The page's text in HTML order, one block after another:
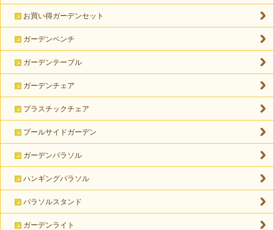
お買い得ガーデンセット
ガーデンベンチ
ガーデンテーブル
ガーデンチェア
プラスチックチェア
プールサイドガーデン
ガーデンパラソル
ハンギングパラソル
パラソルスタンド
ガーデンライト